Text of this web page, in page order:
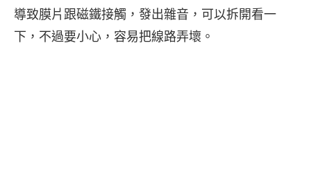
導致膜片跟磁鐵接觸，發出雜音，可以拆開看一
下，不過要小心，容易把線路弄壞。